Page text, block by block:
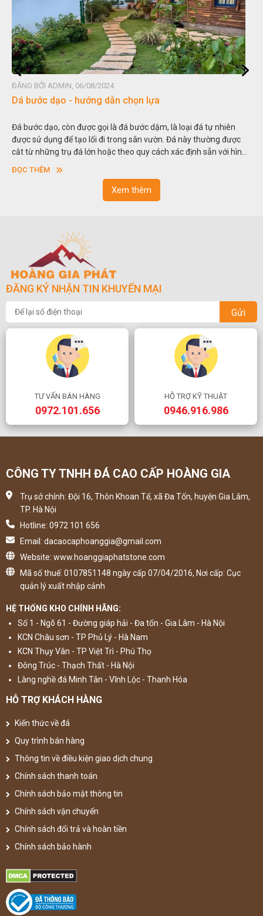
ĐĂNG BỞI ADMIN, 06/08/2024
Dá bước dạo - hướng dẫn chọn lựa
Đá bước dạo, còn được gọi là đá bước dặm, là loại đá tự nhiên
được sử dụng để tạo lối đi trong sân vườn. Đá này thường được
cắt từ những trụ đá lớn hoặc theo quy cách xác định sẵn với hình
vuông hoặc hình chữ nhật và có độ dày khác nhau.
ĐỌC THÊM
Xem thêm
ĐĂNG KÝ NHẬN TIN KHUYẾN MẠI
Gửi
TƯ VẤN BÁN HÀNG
0972.101.656
HỖ TRỢ KỸ THUẬT
0946.916.986
CÔNG TY TNHH ĐÁ CAO CẤP HOÀNG GIA
Trụ sở chính: Đội 16, Thôn Khoan Tế, xã Đa Tốn, huyện Gia Lâm,
TP. Hà Nội
Hotline: 0972 101 656
Email: dacaocaphoanggia@gmail.com
Website: www.hoanggiaphatstone.com
Mã số thuế: 0107851148 ngày cấp 07/04/2016, Nơi cấp: Cục
quản lý xuất nhập cảnh
HỆ THỐNG KHO CHÍNH HÃNG:
Số 1 - Ngõ 61 - Đường giáp hải - Đa tốn - Gia Lâm - Hà Nội
KCN Châu sơn - TP Phủ Lý - Hà Nam
KCN Thụy Vân - TP Việt Trì - Phú Thọ
Đông Trúc - Thạch Thất - Hà Nội
Làng nghề đá Minh Tân - Vĩnh Lộc - Thanh Hóa
HỖ TRỢ KHÁCH HÀNG
Kiến thức về đá
Quy trình bán hàng
Thông tin về điều kiện giao dịch chung
Chính sách thanh toán
Chính sách bảo mật thông tin
Chính sách vận chuyển
Chính sách đổi trả và hoàn tiền
Chính sách bảo hành